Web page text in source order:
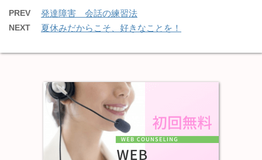
PREV 発達障害 会話の練習法
NEXT 夏休みだからこそ、好きなことを！